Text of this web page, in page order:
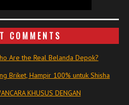
COMMENTS
Are the Real Belanda Depok?
Briket, Hampir 100% untuk Shisha
KHUSUS DENGAN